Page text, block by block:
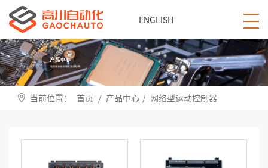
ENGLISH
当前位置： 首页 / 产品中心 / 网络型运动控制器